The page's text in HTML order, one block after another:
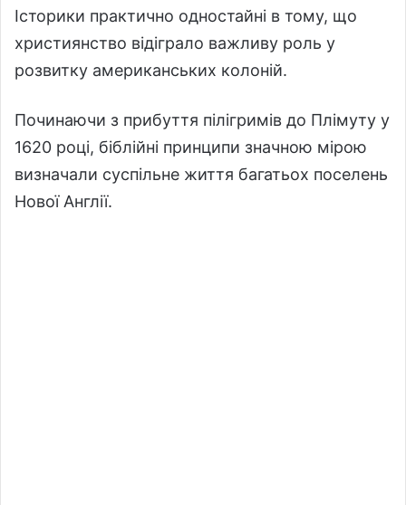
Історики практично одностайні в тому, що
християнство відіграло важливу роль у
розвитку американських колоній.
Починаючи з прибуття пілігримів до Плімуту у
1620 році, біблійні принципи значною мірою
визначали суспільне життя багатьох поселень
Нової Англії.